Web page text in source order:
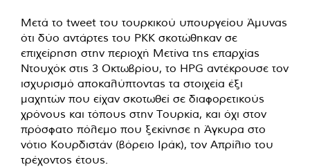
Μετά το tweet του τουρκικού υπουργείου Άμυνας
ότι δύο αντάρτες του PKK σκοτώθηκαν σε
επιχείρηση στην περιοχή Μετίνα της επαρχίας
Ντουχόκ στις 3 Οκτωβρίου, το HPG αντέκρουσε τον
ισχυρισμό αποκαλύπτοντας τα στοιχεία έξι
μαχητών που είχαν σκοτωθεί σε διαφορετικούς
χρόνους και τόπους στην Τουρκία, και όχι στον
πρόσφατο πόλεμο που ξεκίνησε η Άγκυρα στο
νότιο Κουρδιστάν (βόρειο Ιράκ), τον Απρίλιο του
τρέχοντος έτους.